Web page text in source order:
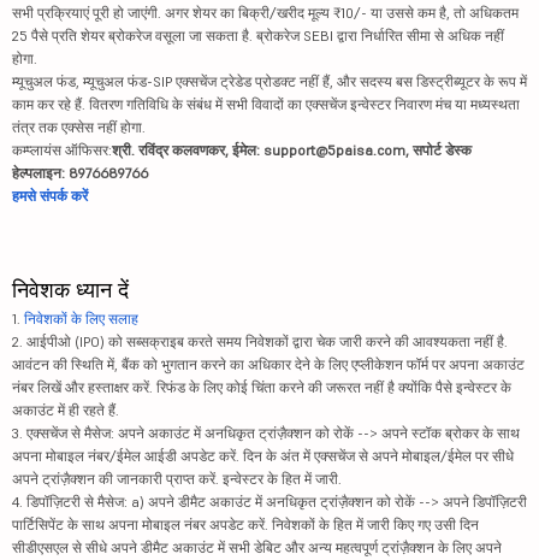
आरईसी लिमिटेड 367 96376
एच डी एफ सी ... 2545 108911.84
गोदरेज कन्स्...
बजाज ऑटो लिम...
सभी प्रक्रियाएं पूरी हो जाएंगी. अगर शेयर का बिक्री/खरीद मूल्य ₹10/- या उससे कम है, तो अधिकतम
25 पैसे प्रति शेयर ब्रोकरेज वसूला जा सकता है. ब्रोकरेज SEBI द्वारा निर्धारित सीमा से अधिक नहीं
होगा.
म्यूचुअल फंड, म्यूचुअल फंड-SIP एक्सचेंज ट्रेडेड प्रोडक्ट नहीं हैं, और सदस्य बस डिस्ट्रीब्यूटर के रूप में
काम कर रहे हैं. वितरण गतिविधि के संबंध में सभी विवादों का एक्सचेंज इन्वेस्टर निवारण मंच या मध्यस्थता
तंत्र तक एक्सेस नहीं होगा.
कम्प्लायंस ऑफिसर:श्री. रविंद्र कलवणकर, ईमेल: support@5paisa.com, सपोर्ट डेस्क
हेल्पलाइन: 8976689766
हमसे संपर्क करें
निवेशक ध्यान दें
1. निवेशकों के लिए सलाह
2. आईपीओ (IPO) को सब्सक्राइब करते समय निवेशकों द्वारा चेक जारी करने की आवश्यकता नहीं है.
आवंटन की स्थिति में, बैंक को भुगतान करने का अधिकार देने के लिए एप्लीकेशन फॉर्म पर अपना अकाउंट
नंबर लिखें और हस्ताक्षर करें. रिफंड के लिए कोई चिंता करने की जरूरत नहीं है क्योंकि पैसे इन्वेस्टर के
अकाउंट में ही रहते हैं.
3. एक्सचेंज से मैसेज: अपने अकाउंट में अनधिकृत ट्रांज़ैक्शन को रोकें --> अपने स्टॉक ब्रोकर के साथ
अपना मोबाइल नंबर/ईमेल आईडी अपडेट करें. दिन के अंत में एक्सचेंज से अपने मोबाइल/ईमेल पर सीधे
अपने ट्रांज़ैक्शन की जानकारी प्राप्त करें. इन्वेस्टर के हित में जारी.
4. डिपॉज़िटरी से मैसेज: a) अपने डीमैट अकाउंट में अनधिकृत ट्रांज़ैक्शन को रोकें --> अपने डिपॉज़िटरी
पार्टिसिपेंट के साथ अपना मोबाइल नंबर अपडेट करें. निवेशकों के हित में जारी किए गए उसी दिन
सीडीएसएल से सीधे अपने डीमैट अकाउंट में सभी डेबिट और अन्य महत्वपूर्ण ट्रांज़ैक्शन के लिए अपने